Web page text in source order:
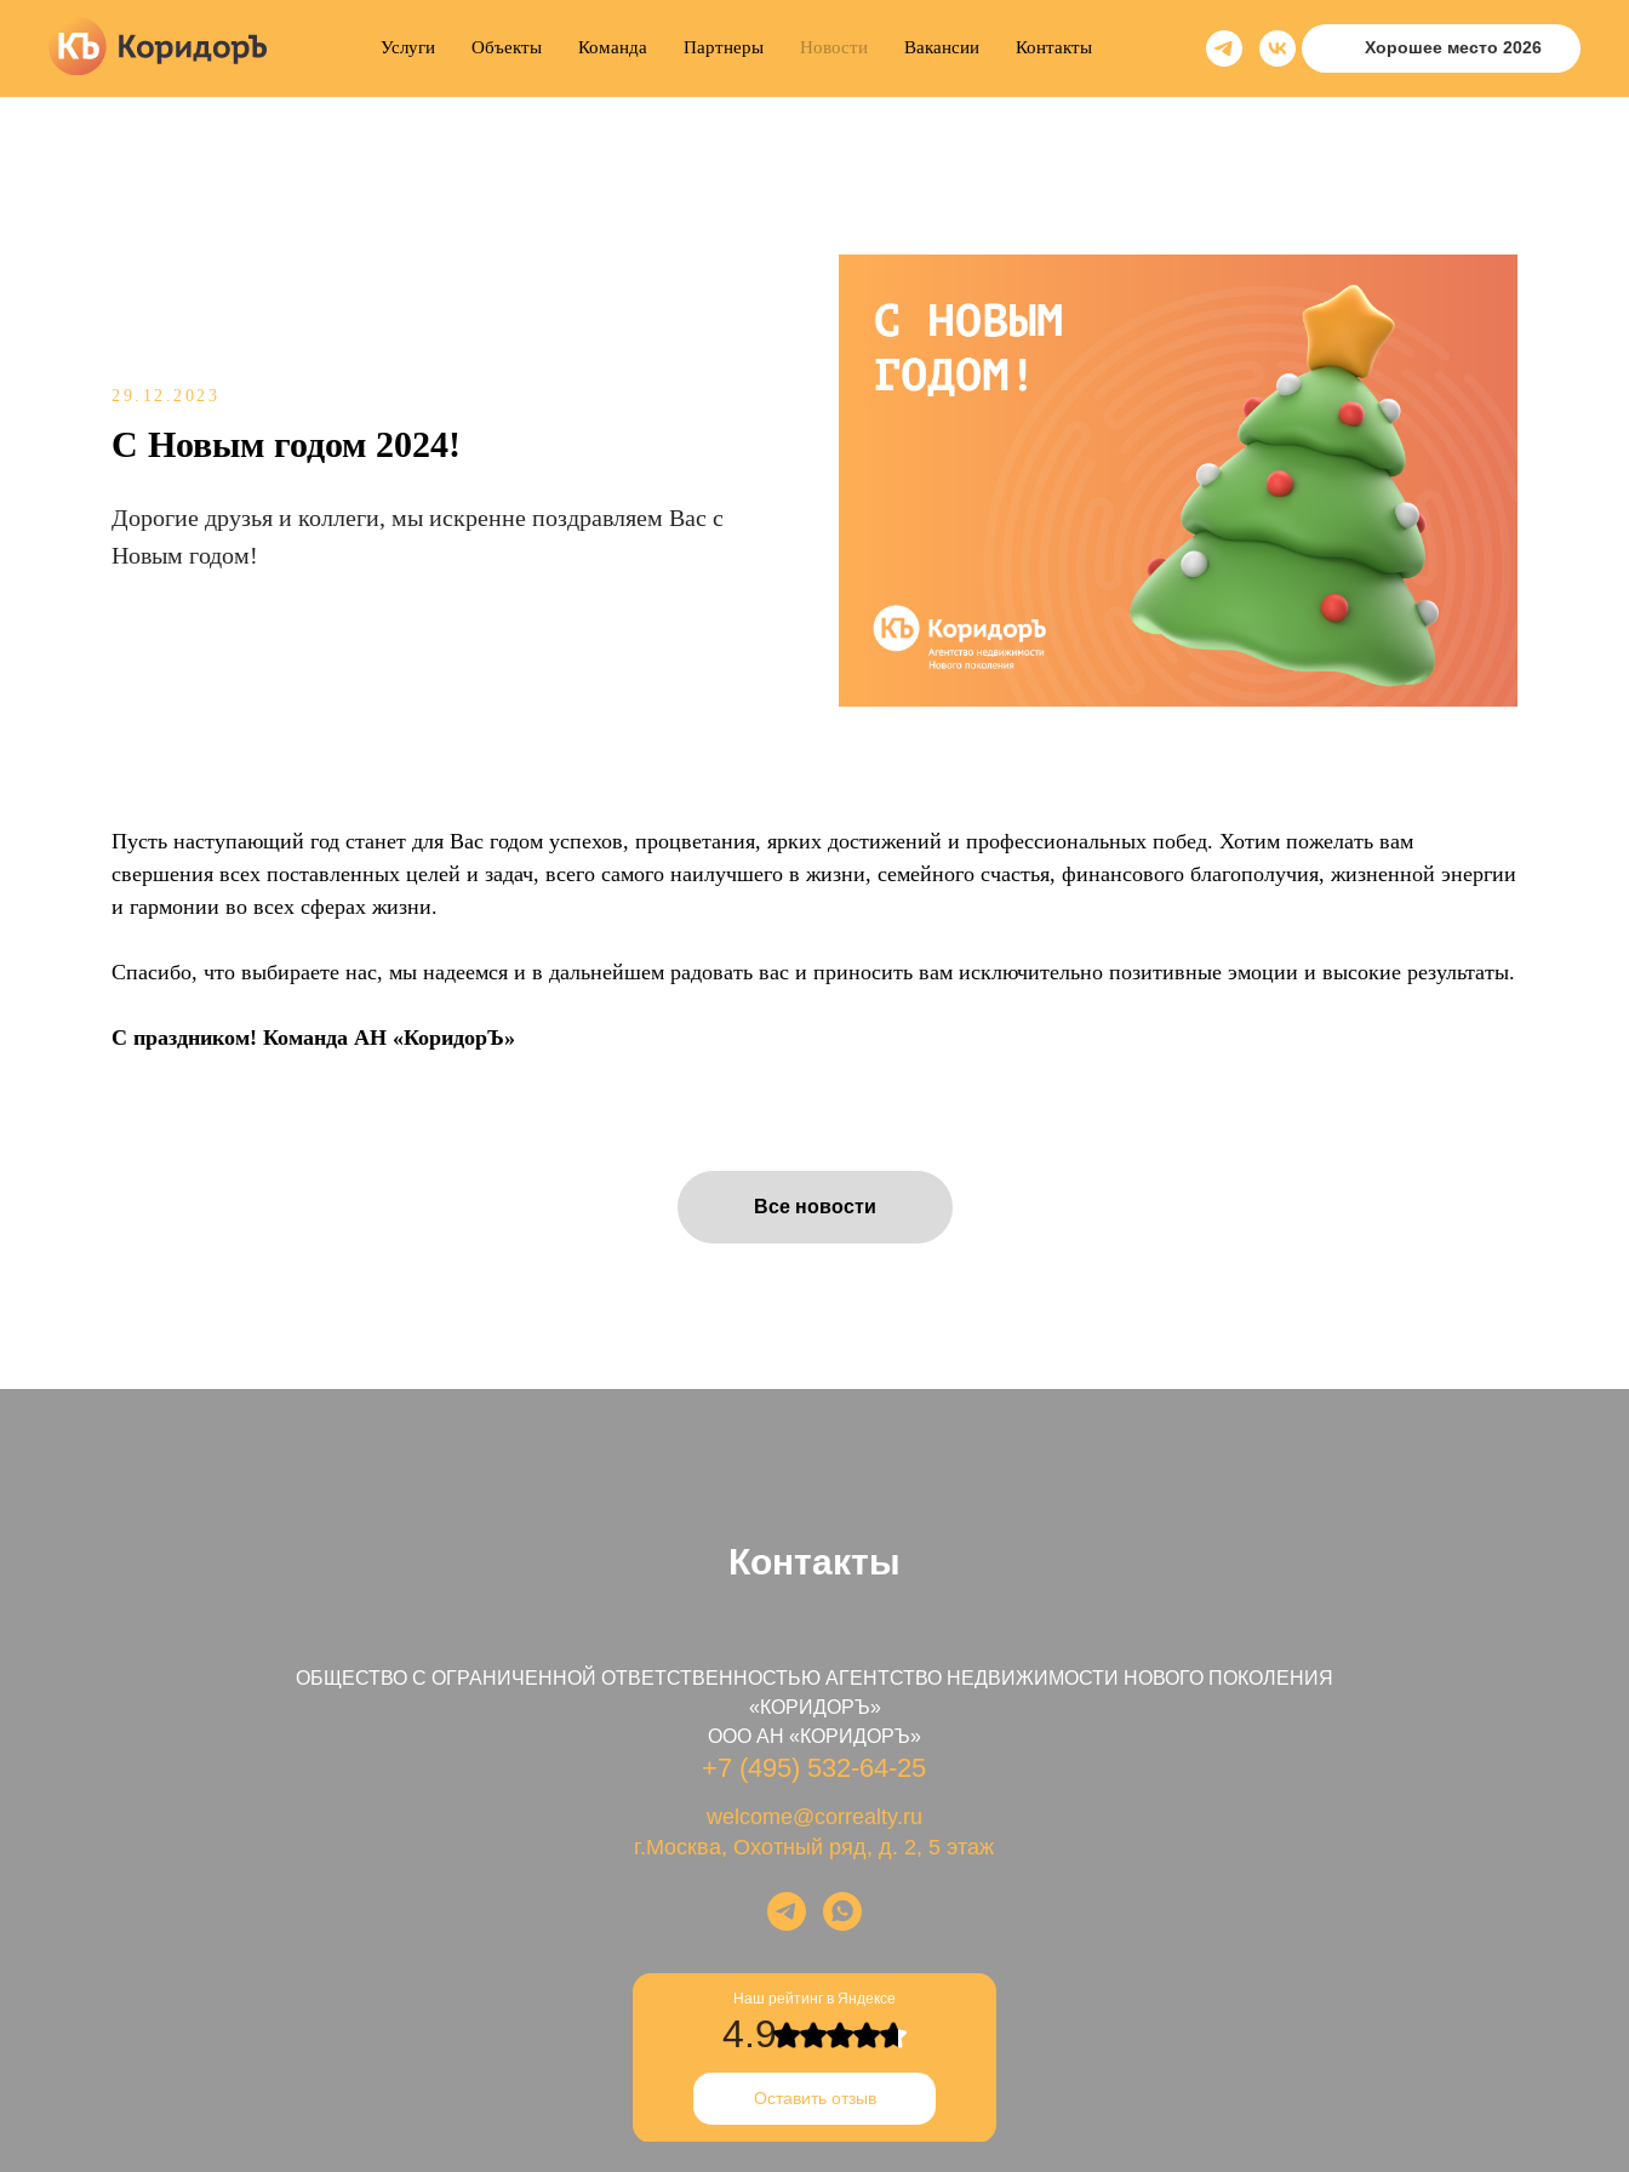
Услуги Объекты Команда Партнеры Новости Вакансии Контакты Хорошее место 2026
29.12.2023
С Новым годом 2024!
Дорогие друзья и коллеги, мы искренне поздравляем Вас c
Новым годом!
Пусть наступающий год станет для Вас годом успехов, процветания, ярких достижений и профессиональных побед. Хотим пожелать вам
свершения всех поставленных целей и задач, всего самого наилучшего в жизни, семейного счастья, финансового благополучия, жизненной энергии
и гармонии во всех сферах жизни.
Спасибо, что выбираете нас, мы надеемся и в дальнейшем радовать вас и приносить вам исключительно позитивные эмоции и высокие результаты.
С праздником! Команда АН «КоридорЪ»
Все новости
ОБЩЕСТВО С ОГРАНИЧЕННОЙ ОТВЕТСТВЕННОСТЬЮ АГЕНТСТВО НЕДВИЖИМОСТИ НОВОГО ПОКОЛЕНИЯ
«КОРИДОРЪ»
ООО АН «КОРИДОРЪ»
Контакты
г.Москва, Охотный ряд, д. 2, 5 этаж
+7 (495) 532-64-25
welcome@correalty.ru
Наш рейтинг в Яндексе
Оставить отзыв
4.9